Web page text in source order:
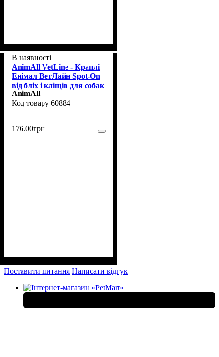
В наявності
AnimAll VetLine - Краплі
Енімал ВетЛайн Spot-On
від бліх і кліщів для собак
вагою 20-30 кг
AnimAll
60884
176.00грн
Поставити питання Написати відгук